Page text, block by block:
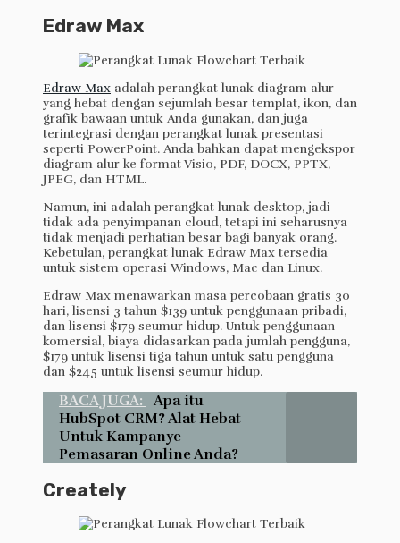
Edraw Max
Edraw Max adalah perangkat lunak diagram alur
yang hebat dengan sejumlah besar templat, ikon, dan
grafik bawaan untuk Anda gunakan, dan juga
terintegrasi dengan perangkat lunak presentasi
seperti PowerPoint. Anda bahkan dapat mengekspor
diagram alur ke format Visio, PDF, DOCX, PPTX,
JPEG, dan HTML.
Namun, ini adalah perangkat lunak desktop, jadi
tidak ada penyimpanan cloud, tetapi ini seharusnya
tidak menjadi perhatian besar bagi banyak orang.
Kebetulan, perangkat lunak Edraw Max tersedia
untuk sistem operasi Windows, Mac dan Linux.
Edraw Max menawarkan masa percobaan gratis 30
hari, lisensi 3 tahun $139 untuk penggunaan pribadi,
dan lisensi $179 seumur hidup. Untuk penggunaan
komersial, biaya didasarkan pada jumlah pengguna,
$179 untuk lisensi tiga tahun untuk satu pengguna
dan $245 untuk lisensi seumur hidup.
BACA JUGA:
Apa itu
HubSpot CRM? Alat Hebat
Untuk Kampanye
Pemasaran Online Anda?
Creately